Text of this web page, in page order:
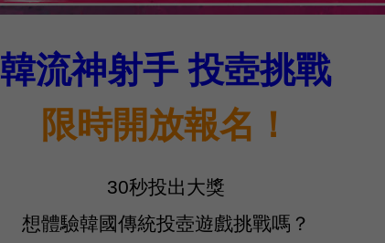
韓流神射手 投壺挑戰
限時開放報名！
30秒投出大獎
想體驗韓國傳統投壺遊戲挑戰嗎？